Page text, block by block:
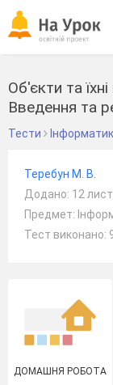
Об'єкти та
Введення та
Тести
Теребун М. В.
Додано: 12
Предмет:
Тест виконано:
ДОМАШНЯ РОБОТА